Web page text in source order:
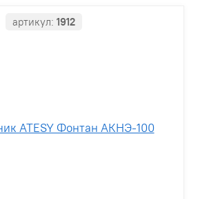
артикул: 1912